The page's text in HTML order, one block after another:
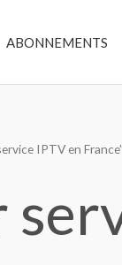
ABONNEMENTS
IPTV en France”